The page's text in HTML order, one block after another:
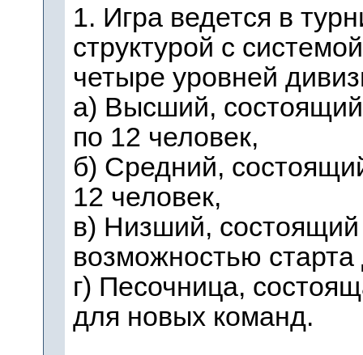
1. Игра ведется в
структурой с
четыре уровней
а) Высший, состоящий
по 12 человек,
б) Средний,
12 человек,
в) Низший,
возможностью
г) Песочница,
для новых команд.